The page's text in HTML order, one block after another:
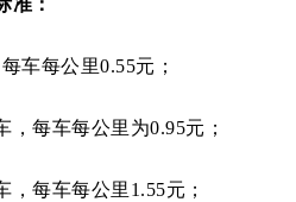
准：
车每公里0.55元；
，每车每公里为0.95元；
，每车每公里1.55元；